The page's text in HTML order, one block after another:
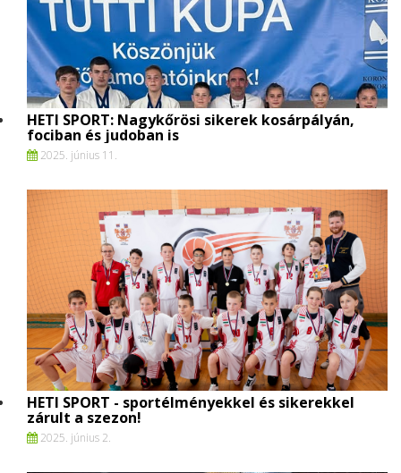
HETI SPORT: Nagykőrösi sikerek kosárpályán,
fociban és judoban is
2025. június 11.
HETI SPORT - sportélményekkel és sikerekkel
zárult a szezon!
2025. június 2.